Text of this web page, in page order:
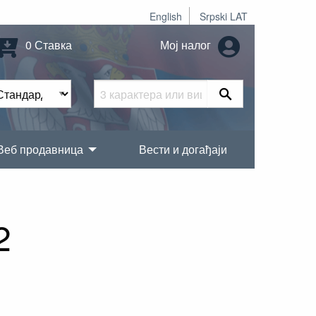
English Srpski LAT
0 Ставка Мој налог
продавница Вести и догађаји